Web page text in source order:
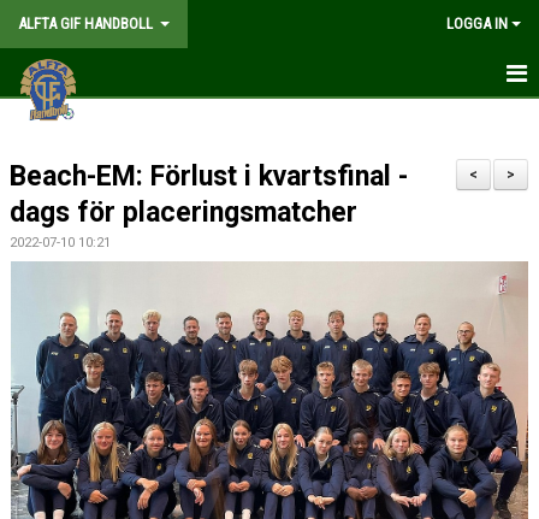
ALFTA GIF HANDBOLL LOGGA IN
HEM
FÖRENINGEN
MEDLEMSKAP
GÅ PÅ MATCH
KALENDER
TABELLER
WEBSHOP
>
<
Beach-EM: Förlust i kvartsfinal -
dags för placeringsmatcher
2022-07-10 10:21